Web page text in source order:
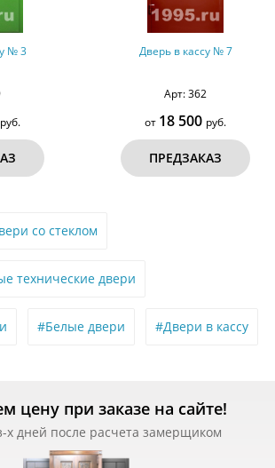
№ 3
руб.
Дверь в кассу № 7
Арт: 362
от 18 500 руб.
ПРЕДЗАКАЗ
со стеклом
технические двери
#Белые двери #Двери в кассу
цену при заказе на сайте!
х дней после расчета замерщиком